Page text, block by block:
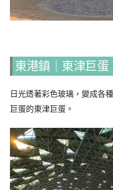
東港鎮｜東津巨蛋
日光透著彩色玻璃，變成各
巨蛋的東津巨蛋。